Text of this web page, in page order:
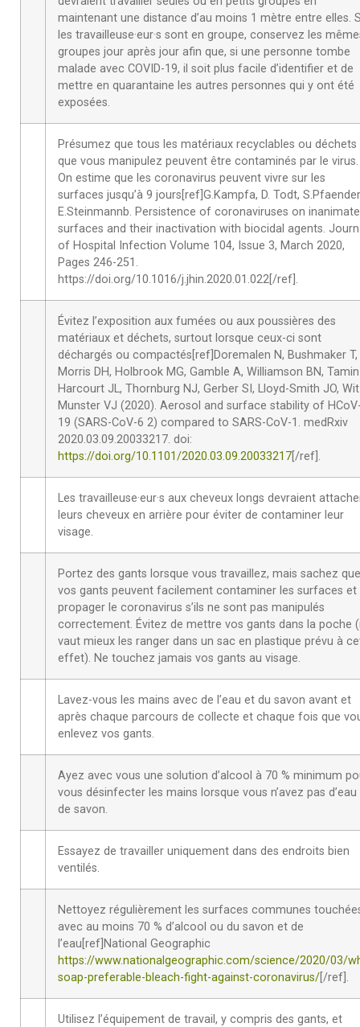
maintenant une distance d’au moins 1 mètre entre elles.
les travailleuse·eur·s sont en groupe, conservez les
groupes jour après jour afin que, si une personne tombe
malade avec COVID-19, il soit plus facile d’identifier et de
mettre en quarantaine les autres personnes qui y ont été
exposées.
Présumez que tous les matériaux recyclables ou déchets
que vous manipulez peuvent être contaminés par le virus.
On estime que les coronavirus peuvent vivre sur les
surfaces jusqu’à 9 jours[ref]G.Kampfa, D. Todt,
E.Steinmannb. Persistence of coronaviruses on inanimate
surfaces and their inactivation with biocidal agents.
of Hospital Infection Volume 104, Issue 3, March 2020,
Pages 246-251.
https://doi.org/10.1016/j.jhin.2020.01.022[/ref].
Évitez l’exposition aux fumées ou aux poussières des
matériaux et déchets, surtout lorsque ceux-ci sont
déchargés ou compactés[ref]Doremalen N, Bushmaker T,
Morris DH, Holbrook MG, Gamble A, Williamson BN,
Harcourt JL, Thornburg NJ, Gerber SI, Lloyd-Smith JO, Wit
Munster VJ (2020). Aerosol and surface stability of
19 (SARS-CoV-6 2) compared to SARS-CoV-1. medRxiv
2020.03.09.20033217. doi:
https://doi.org/10.1101/2020.03.09.20033217 [/ref].
Les travailleuse·eur·s aux cheveux longs devraient
leurs cheveux en arrière pour éviter de contaminer leur
visage.
Portez des gants lorsque vous travaillez, mais sachez que
vos gants peuvent facilement contaminer les surfaces et
propager le coronavirus s’ils ne sont pas manipulés
correctement. Évitez de mettre vos gants dans la poche
vaut mieux les ranger dans un sac en plastique prévu à
effet). Ne touchez jamais vos gants au visage.
Lavez-vous les mains avec de l’eau et du savon avant et
après chaque parcours de collecte et chaque fois que
enlevez vos gants.
Ayez avec vous une solution d’alcool à 70 % minimum
vous désinfecter les mains lorsque vous n’avez pas d’eau
de savon.
Essayez de travailler uniquement dans des endroits bien
ventilés.
Nettoyez régulièrement les surfaces communes
avec au moins 70 % d’alcool ou du savon et de
l’eau[ref]National Geographic
https://www.nationalgeographic.com/science/2020/03/
soap-preferable-bleach-fight-against-coronavirus/ [/ref].
Utilisez l’équipement de travail, y compris des gants, et